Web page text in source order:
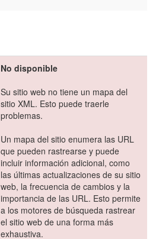
No disponible
Su sitio web no tiene un mapa del
sitio XML. Esto puede traerle
problemas.
Un mapa del sitio enumera las URL
que pueden rastrearse y puede
incluir información adicional, como
las últimas actualizaciones de su sitio
web, la frecuencia de cambios y la
importancia de las URL. Esto permite
a los motores de búsqueda rastrear
el sitio web de una forma más
exhaustiva.